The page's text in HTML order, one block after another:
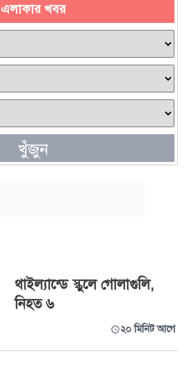
এলাকার খবর
খুঁজুন
থাইল্যান্ডে স্কুলে গোলাগুলি,
নিহত ৬
২০ মিনিট আগে